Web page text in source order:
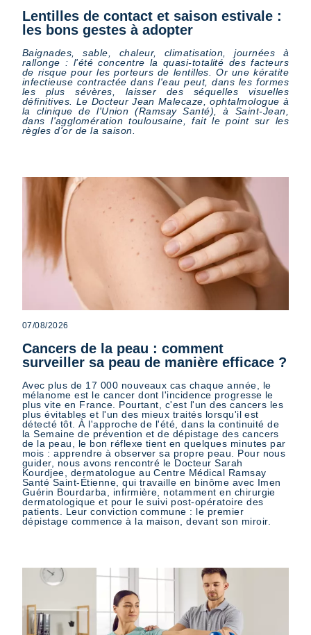
Lentilles de contact et saison estivale :
les bons gestes à adopter
Baignades, sable, chaleur, climatisation, journées à
rallonge : l'été concentre la quasi-totalité des facteurs
de risque pour les porteurs de lentilles. Or une kératite
infectieuse contractée dans l'eau peut, dans les formes
les plus sévères, laisser des séquelles visuelles
définitives. Le Docteur Jean Malecaze, ophtalmologue à
la clinique de l'Union (Ramsay Santé), à Saint-Jean,
dans l'agglomération toulousaine, fait le point sur les
règles d'or de la saison.
07/08/2026
Cancers de la peau : comment
surveiller sa peau de manière efficace ?
Avec plus de 17 000 nouveaux cas chaque année, le
mélanome est le cancer dont l'incidence progresse le
plus vite en France. Pourtant, c'est l'un des cancers les
plus évitables et l'un des mieux traités lorsqu'il est
détecté tôt. À l'approche de l'été, dans la continuité de
la Semaine de prévention et de dépistage des cancers
de la peau, le bon réflexe tient en quelques minutes par
mois : apprendre à observer sa propre peau. Pour nous
guider, nous avons rencontré le Docteur Sarah
Kourdjee, dermatologue au Centre Médical Ramsay
Santé Saint-Étienne, qui travaille en binôme avec Imen
Guérin Bourdarba, infirmière, notamment en chirurgie
dermatologique et pour le suivi post-opératoire des
patients. Leur conviction commune : le premier
dépistage commence à la maison, devant son miroir.